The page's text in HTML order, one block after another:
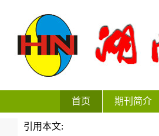
首页 期刊简介
引用本文: